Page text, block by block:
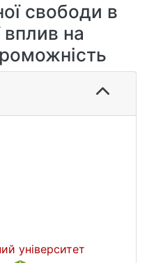
свободи в
вплив на
університет